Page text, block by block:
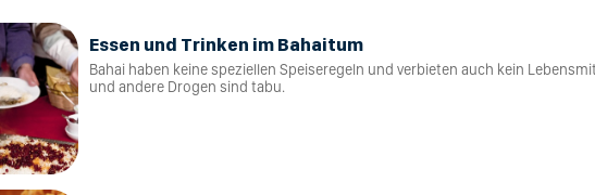
Essen und Trinken im Bahaitum
Bahai haben keine speziellen Speiseregeln und verbieten auch kein
und andere Drogen sind tabu.